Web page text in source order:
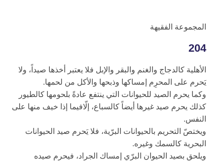
المجموعة الفقيهة
204
الأهلية كالدجاج والغنم والبقر والإبل فلا يعتبر أخذها صيداً، ولا
يَحرم على المحرِم إمساكها وذبحها والأكل من لحمها.
وكما يحرم الصيد للحيوانات التي ينتفع عادةً بلحومها كالطيور
كذلك يحرم صيد غيرها أيضاً كالسباع، إلّافيما إذا خيف منها على
النفس.
ويختصّ التحريم بالحيوانات البرّية، فلا يَحرم صيد الحيوانات
البحرية كالسمك وغيره.
ويلحق بصيد الحيوان البرّي إمساك الجراد، فيحرم صيده